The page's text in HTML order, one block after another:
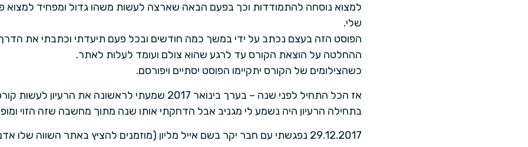
למצוא נוסחה להתמודדות וכך בפעם הבאה שארצה לעשות משהו גדול ומפחיד למצוא
שלי.
הפוסט הזה בעצם נכתב על ידי במשך כמה חודשים ובכל פעם תיעדתי וכתבתי את
ההחלטה על הוצאת הקורס עד לרגע שהוא צולם ועומד לעלות לאתר.
כשהצילומים של הקורס יתקיימו הפוסט יסתיים ויפורסם.
אז הכל התחיל לפני שנה – בערך בינואר 2017 שמעתי לראשונה את
בתחילה הרעיון היה נשמע לי מגניב אבל הדחקתי אותו שנה מתוך מחשבה שזה הזוי
29.12.2017 נפגשתי עם חבר יקר בשם אייל מליון (מוזמנים להציץ באתר השווה שלו